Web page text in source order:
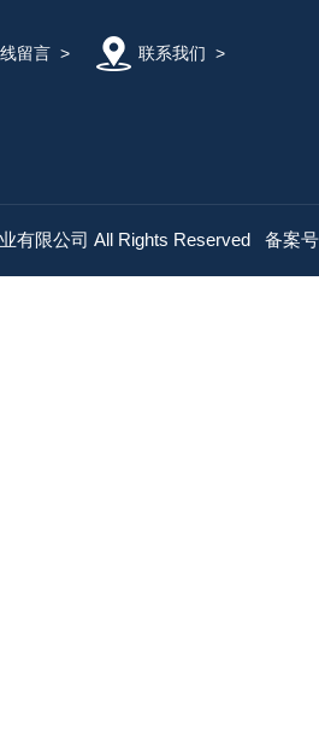
留言> 联系我们 >
有限公司 All Rights Reserved 备案